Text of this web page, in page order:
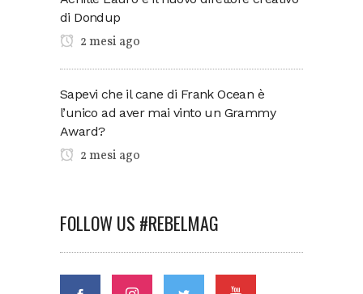
di Dondup
2 mesi ago
Sapevi che il cane di Frank Ocean è
l’unico ad aver mai vinto un Grammy
Award?
2 mesi ago
FOLLOW US #REBELMAG